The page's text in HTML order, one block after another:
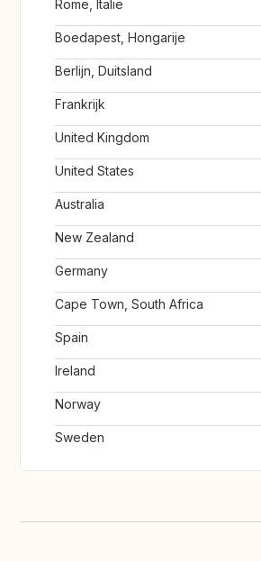
Rome, Italië
Boedapest, Hongarije
Berlijn, Duitsland
Frankrijk
United Kingdom
United States
Australia
New Zealand
Germany
Cape Town, South Africa
Spain
Ireland
Norway
Sweden